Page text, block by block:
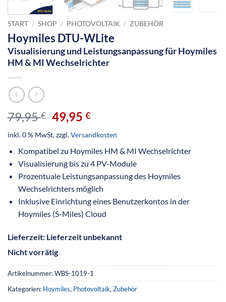
START / SHOP / PHOTOVOLTAIK / ZUBEHÖR
Hoymiles DTU-WLite
Visualisierung und Leistungsanpassung für Hoymiles
HM & MI Wechselrichter
79,95€ 49,95€
inkl. 0 % MwSt.zzgl.Versandkosten
Kompatibel zu Hoymiles HM & MI Wechselrichter
Visualisierung bis zu 4 PV-Module
Prozentuale Leistungsanpassung des Hoymiles
Wechselrichters möglich
Inklusive Einrichtung eines Benutzerkontos in der
Hoymiles (S-Miles) Cloud
Lieferzeit: Lieferzeit unbekannt
Nicht vorrätig
Artikelnummer:WBS-1019-1
Kategorien: Hoymiles, Photovoltaik, Zubehör